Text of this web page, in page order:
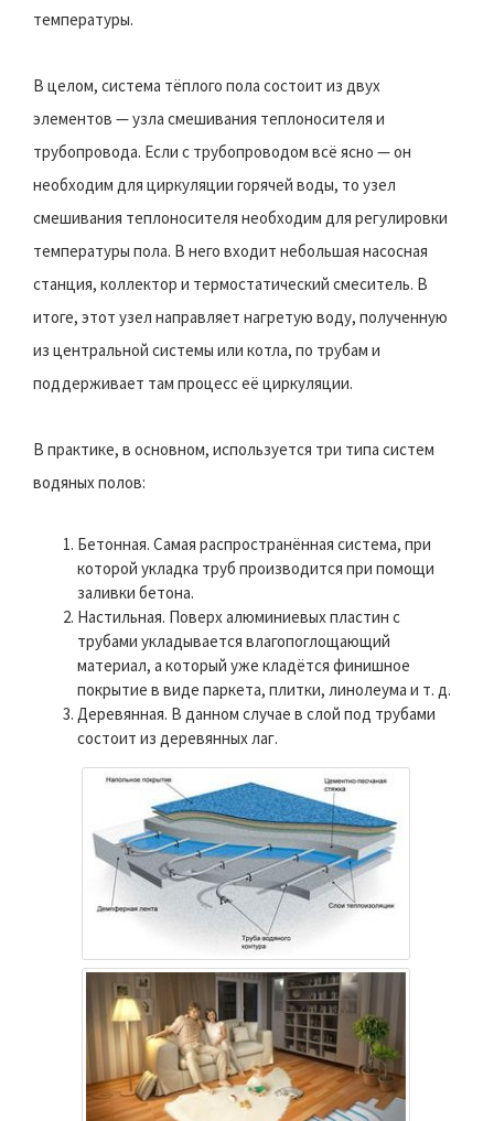
температуры.
В целом, система тёплого пола состоит из двух
элементов — узла смешивания теплоносителя и
трубопровода. Если с трубопроводом всё ясно — он
необходим для циркуляции горячей воды, то узел
смешивания теплоносителя необходим для регулировки
температуры пола. В него входит небольшая насосная
станция, коллектор и термостатический смеситель. В
итоге, этот узел направляет нагретую воду, полученную
из центральной системы или котла, по трубам и
поддерживает там процесс её циркуляции.
В практике, в основном, используется три типа систем
водяных полов:
Бетонная. Самая распространённая система, при
которой укладка труб производится при помощи
заливки бетона.
Настильная. Поверх алюминиевых пластин с
трубами укладывается влагопоглощающий
материал, а который уже кладётся финишное
покрытие в виде паркета, плитки, линолеума и т. д.
Деревянная. В данном случае в слой под трубами
состоит из деревянных лаг.